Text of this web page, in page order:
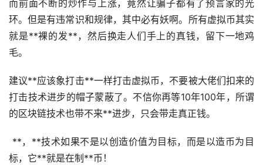
而前面不断的炒作与上涨，竟然让骗子都有了预言家的光
环。但是有违常识和规律，其中必有妖啊。所有虚拟币其实
就是**裸的发**，然后换走人们手上的真钱，留下一地鸡
毛。
建议**应该象打击**一样打击虚拟币，不要被大佬们扣来的
打击技术进步的帽子蒙蔽了。不信你再等10年100年，所谓
的区块链技术也带不来**进步，只会带走真正钱。
**，**技术如果不是以创造价值为目标，而是以造币为目
标，它**就是在制**币！